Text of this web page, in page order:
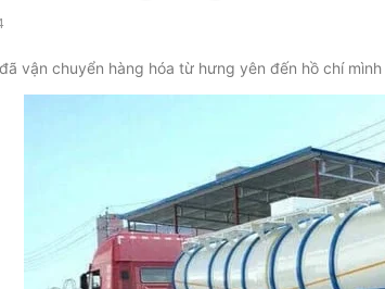
vận chuyển hàng hóa từ hưng yên đến hồ chí